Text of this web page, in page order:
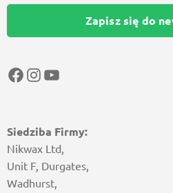
Siedziba Firmy:
Nikwax Ltd,
Unit F, Durgates,
Wadhurst,
Zapisz się do
Facebook
Instagram
YouTube